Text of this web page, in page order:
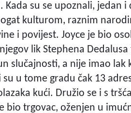
Kada su se upoznali, jedan
kulturom, raznim
i povijest. Joyce je bio
lik Stephena
slučajnosti, a nije imao
u tome gradu čak 13
kući. Družio se i s
bio trgovac, oženjen u